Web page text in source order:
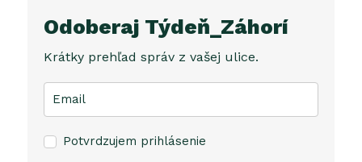
Odoberaj Týdeň_Záhorí
Krátky prehľad správ z vašej ulice.
Potvrdzujem prihlásenie